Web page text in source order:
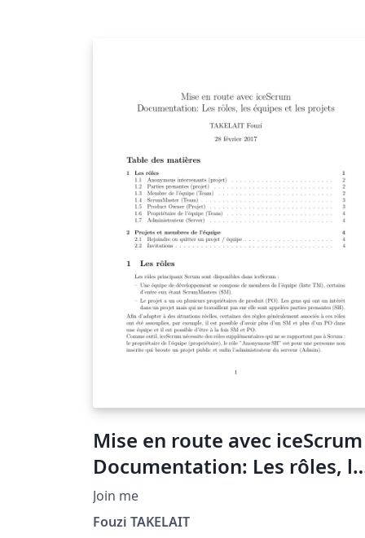
Mise en route avec iceScrum
Documentation: Les rôles,
équipes et les projets
Join me
Fouzi TAKELAIT